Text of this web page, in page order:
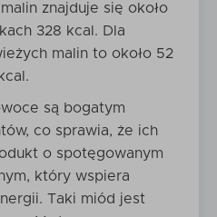
znajduje się około
328 kcal. Dla
malin to około 52
są bogatym
co sprawia, że ich
o spotęgowanym
który wspiera
Taki miód jest